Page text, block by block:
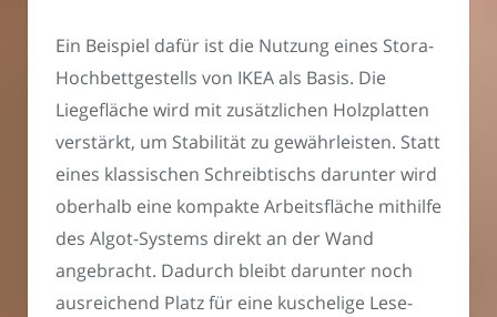
Ein Beispiel dafür ist die Nutzung eines Stora-
Hochbettgestells von IKEA als Basis. Die
Liegefläche wird mit zusätzlichen Holzplatten
verstärkt, um Stabilität zu gewährleisten. Statt
eines klassischen Schreibtischs darunter wird
oberhalb eine kompakte Arbeitsfläche mithilfe
des Algot-Systems direkt an der Wand
angebracht. Dadurch bleibt darunter noch
ausreichend Platz für eine kuschelige Lese-